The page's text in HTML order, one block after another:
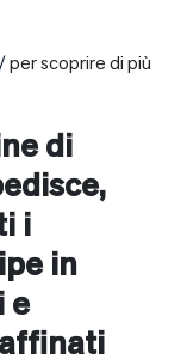
per scoprire di più
di
i
in
e